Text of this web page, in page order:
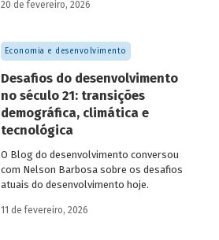
quanto para a história do
Brasil, está o lançamento da publicação
“BNDES Exim: 35 anos de apoio às
20 de fevereiro, 2026
Economia e desenvolvimento
Desafios do desenvolvimento
no século 21: transições
demográfica, climática e
tecnológica
O Blog do desenvolvimento conversou
com Nelson Barbosa sobre os desafios
atuais do desenvolvimento hoje.
11 de fevereiro, 2026